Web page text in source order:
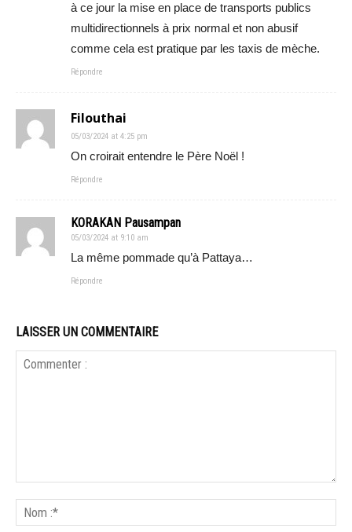
à ce jour la mise en place de transports publics
multidirectionnels à prix normal et non abusif
comme cela est pratique par les taxis de mèche.
Répondre
Filouthai
05/03/2024 at 4:25 pm
On croirait entendre le Père Noël !
Répondre
KORAKAN Pausampan
05/03/2024 at 9:10 am
La même pommade qu’à Pattaya…
Répondre
LAISSER UN COMMENTAIRE